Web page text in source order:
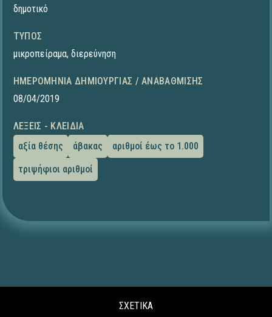
δημοτικό
ΤΎΠΟΣ
μικροπείραμα, διερεύνηση
ΗΜΕΡΟΜΗΝΊΑ ΔΗΜΙΟΥΡΓΊΑΣ / ΑΝΑΒΆΘΜΙΣΗΣ
08/04/2019
ΛΈΞΕΙΣ - ΚΛΕΙΔΙΆ
αξία θέσης
άβακας
αριθμοί έως το 1.000
τριψήφιοι αριθμοί
ΣΧΕΤΙΚΑ